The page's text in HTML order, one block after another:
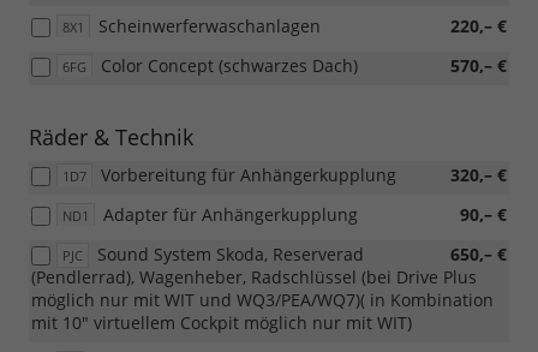
8X1 220,– €
Scheinwerferwaschanlagen
6FG 570,– €
Color Concept (schwarzes Dach)
Räder & Technik
1D7 320,– €
Vorbereitung für Anhängerkupplung
ND1 90,– €
Adapter für Anhängerkupplung
PJC 650,– €
Sound System Skoda, Reserverad
(Pendlerrad), Wagenheber, Radschlüssel (bei Drive Plus
möglich nur mit WIT und WQ3/PEA/WQ7)( in Kombination
mit 10" virtuellem Cockpit möglich nur mit WIT)